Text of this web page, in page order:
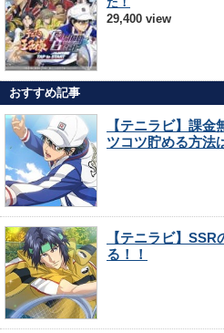
29,400 view
おすすめ記事
【テニラビ】課
ツコツ貯める方法
【テニラビ】
る！！